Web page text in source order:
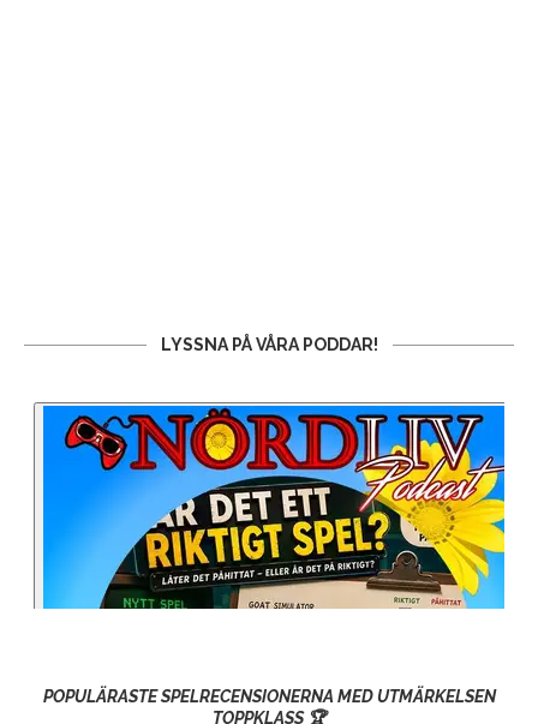
LYSSNA PÅ VÅRA PODDAR!
POPULÄRASTE SPELRECENSIONERNA MED UTMÄRKELSEN
TOPPKLASS 🏆